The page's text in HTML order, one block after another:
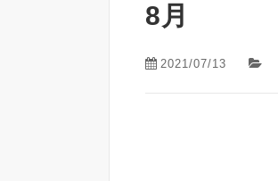
8月
2021/07/13